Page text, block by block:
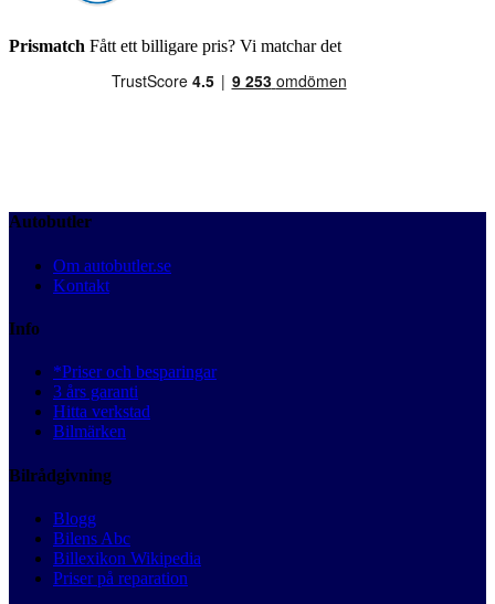
Prismatch Fått ett billigare pris? Vi matchar det
Autobutler
Om autobutler.se
Kontakt
Info
*Priser och besparingar
3 års garanti
Hitta verkstad
Bilmärken
Bilrådgivning
Blogg
Bilens Abc
Billexikon Wikipedia
Priser på reparation